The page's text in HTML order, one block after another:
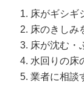
床がギシギ
床のきしみ
床が沈む・
水回りの床
業者に相談